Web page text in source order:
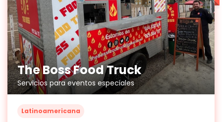
The Boss Food Truck
Servicios para eventos especiales
Latinoamericana